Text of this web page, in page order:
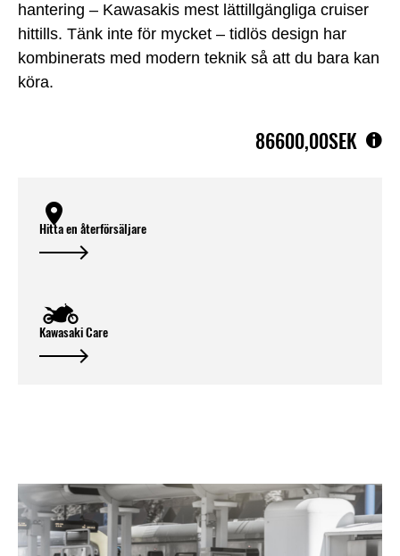
hantering – Kawasakis mest lättillgängliga cruiser
hittills. Tänk inte för mycket – tidlös design har
kombinerats med modern teknik så att du bara kan
köra.
86600,00SEK
Hitta en återförsäljare
Kawasaki Care